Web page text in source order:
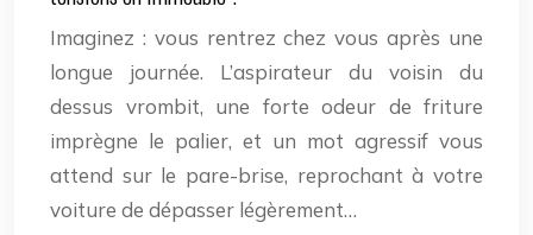
Imaginez : vous rentrez chez vous après une
longue journée. L’aspirateur du voisin du
dessus vrombit, une forte odeur de friture
imprègne le palier, et un mot agressif vous
attend sur le pare-brise, reprochant à votre
voiture de dépasser légèrement…